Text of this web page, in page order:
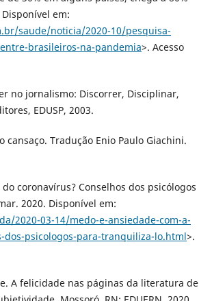
em:
saude/noticia/2020-10/pesquisa-
brasileiros-na-pandemia>. Acesso
no jornalismo: Discorrer, Disciplinar,
EDUSP, 2003.
cansaço. Tradução Enio Paulo Giachini.
coronavírus? Conselhos dos psicólogos
2020. Disponível em:
2020-03-14/medo-e-ansiedade-com-a-
dos-psicologos-para-tranquiliza-lo.html>.
A felicidade nas páginas da literatura de